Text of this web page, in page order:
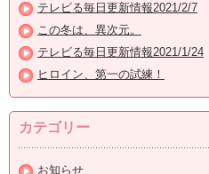
テレビる毎日更新情報2021/2/7
この冬は、異次元。
テレビる毎日更新情報2021/1/24
ヒロイン、第一の試練！
カテゴリー
お知らせ